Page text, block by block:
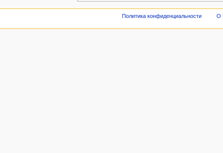
Политика конфиденциальности О